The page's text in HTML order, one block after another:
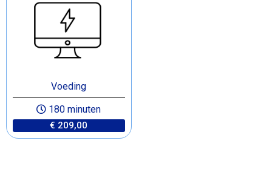
Voeding
180 minuten
€ 209,00